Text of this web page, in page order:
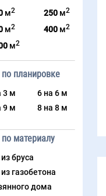
м2
м2
м2
250 м2
400 м2
планировке
3 м
6 на 6 м
9 м
8 на 8 м
материалу
бруса
газобетона
дома